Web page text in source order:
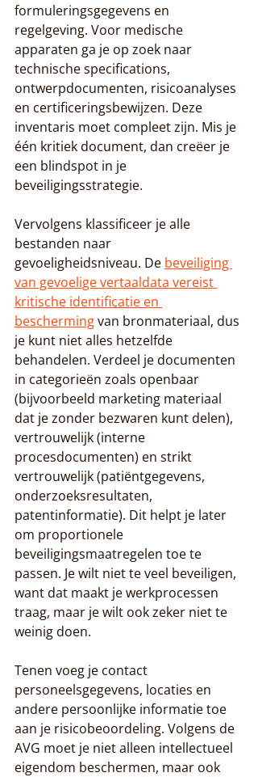
formuleringsgegevens en
regelgeving. Voor medische
apparaten ga je op zoek naar
technische specifications,
ontwerpdocumenten, risicoanalyses
en certificeringsbewijzen. Deze
inventaris moet compleet zijn. Mis je
één kritiek document, dan creëer je
een blindspot in je
beveiligingsstrategie.
Vervolgens klassificeer je alle
bestanden naar
gevoeligheidsniveau. De beveiliging
van gevoelige vertaaldata vereist
kritische identificatie en
bescherming van bronmateriaal, dus
je kunt niet alles hetzelfde
behandelen. Verdeel je documenten
in categorieën zoals openbaar
(bijvoorbeeld marketing materiaal
dat je zonder bezwaren kunt delen),
vertrouwelijk (interne
procesdocumenten) en strikt
vertrouwelijk (patiëntgegevens,
onderzoeksresultaten,
patentinformatie). Dit helpt je later
om proportionele
beveiligingsmaatregelen toe te
passen. Je wilt niet te veel beveiligen,
want dat maakt je werkprocessen
traag, maar je wilt ook zeker niet te
weinig doen.
Tenen voeg je contact
personeelsgegevens, locaties en
andere persoonlijke informatie toe
aan je risicobeoordeling. Volgens de
AVG moet je niet alleen intellectueel
eigendom beschermen, maar ook